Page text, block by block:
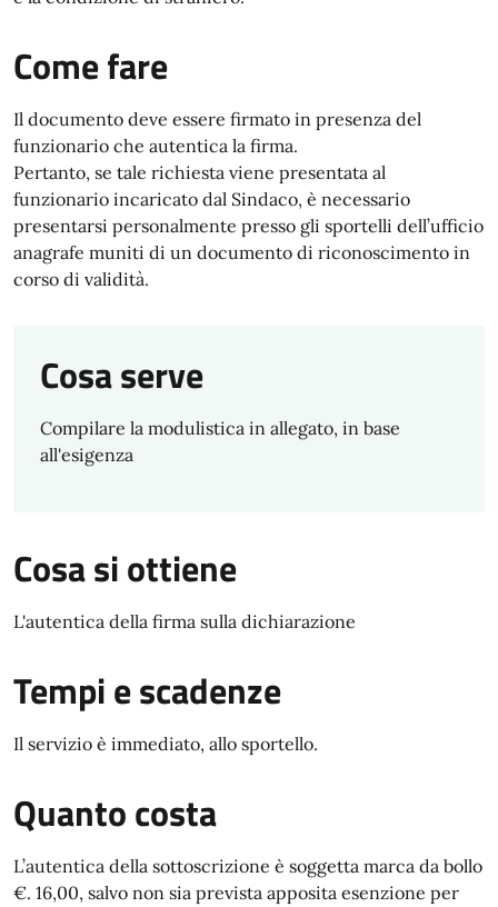
Come fare
Il documento deve essere firmato in presenza del
funzionario che autentica la firma.
Pertanto, se tale richiesta viene presentata al
funzionario incaricato dal Sindaco, è necessario
presentarsi personalmente presso gli sportelli dell’ufficio
anagrafe muniti di un documento di riconoscimento in
corso di validità.
Cosa serve
Compilare la modulistica in allegato, in base
all'esigenza
Cosa si ottiene
L'autentica della firma sulla dichiarazione
Tempi e scadenze
Il servizio è immediato, allo sportello.
Quanto costa
L’autentica della sottoscrizione è soggetta marca da bollo
€. 16,00, salvo non sia prevista apposita esenzione per